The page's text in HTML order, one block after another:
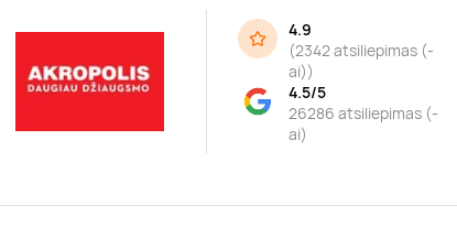
4.9
(2342 atsiliepimas (-
ai))
4.5/5
26286 atsiliepimas (-
ai)